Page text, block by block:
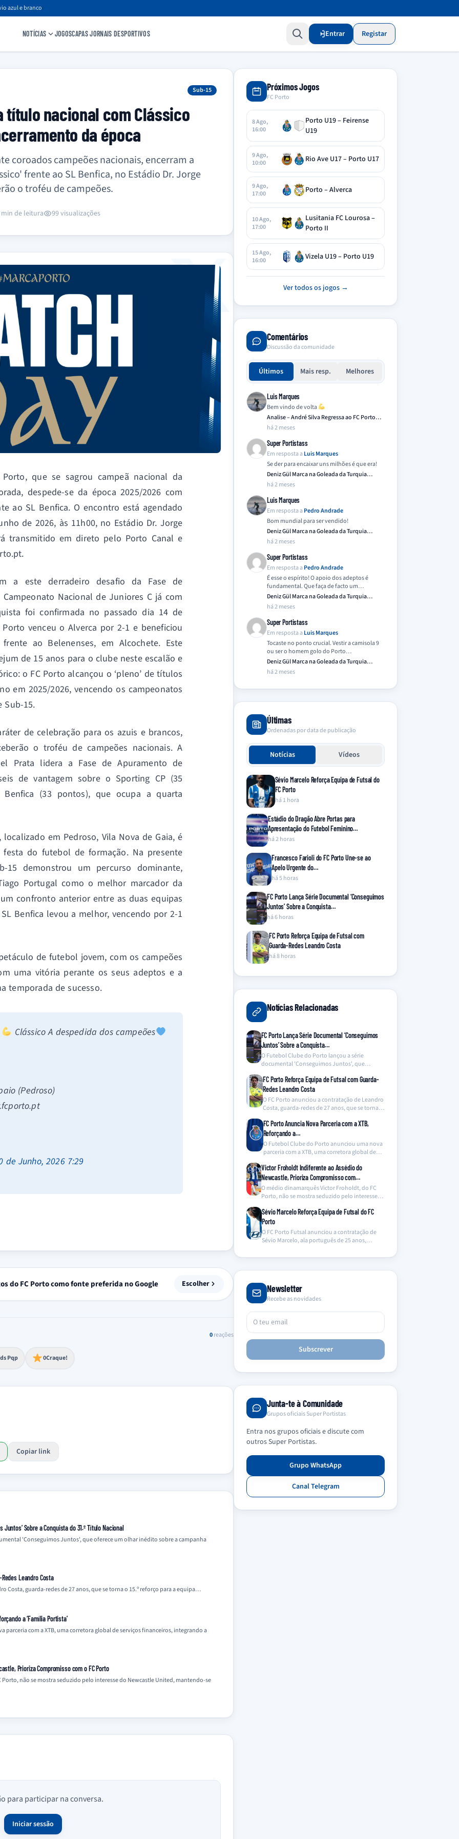
azul e branco
NOTÍCIAS JOGOSCAPAS JORNAIS DESPORTIVOS Entrar Registar
Sub-15
título nacional com Clássico
da época
coroados campeões nacionais, encerram a
frente ao SL Benfica, no Estádio Dr. Jorge
o troféu de campeões.
de leitura 99 visualizações
que se sagrou campeã nacional da
despede-se da época 2025/2026 com
ao SL Benfica. O encontro está agendado
de 2026, às 11h00, no Estádio Dr. Jorge
transmitido em direto pelo Porto Canal e
a este derradeiro desafio da Fase de
Nacional de Juniores C já com
foi confirmada no passado dia 14 de
venceu o Alverca por 2-1 e beneficiou
ao Belenenses, em Alcochete. Este
de 15 anos para o clube neste escalão e
o FC Porto alcançou o ‘pleno’ de títulos
em 2025/2026, vencendo os campeonatos
Sub-15.
de celebração para os azuis e brancos,
o troféu de campeões nacionais. A
Prata lidera a Fase de Apuramento de
de vantagem sobre o Sporting CP (35
(33 pontos), que ocupa a quarta
em Pedroso, Vila Nova de Gaia, é
do futebol de formação. Na presente
15 demonstrou um percurso dominante,
Portugal como o melhor marcador da
confronto anterior entre as duas equipas
Benfica levou a melhor, vencendo por 2-1
de futebol jovem, com os campeões
uma vitória perante os seus adeptos e a
temporada de sucesso.
Clássico A despedida dos campeões
(Pedroso)
de Junho, 2026 7:29
do FC Porto como fonte preferida no Google Escolher
0reações
Pqp
extremo 0Craque!
Copiar link
Juntos’ Sobre a Conquista do 31.º Título Nacional
'Conseguimos Juntos', que oferece um olhar inédito sobre a campanha
Leandro Costa
Costa, guarda-redes de 27 anos, que se torna o 15.º reforço para a equipa…
a ‘Família Portista’
parceria com a XTB, uma corretora global de serviços financeiros, integrando a
Prioriza Compromisso com o FC Porto
não se mostra seduzido pelo interesse do Newcastle United, mantendo-se
para participar na conversa.
Iniciar sessão
Próximos Jogos
FC Porto
8 Ago,
16:00
Porto U19 – Feirense
U19
9 Ago,
10:00
Rio Ave U17 – Porto U17
9 Ago,
17:00
Porto – Alverca
10 Ago,
17:00
Lusitania FC Lourosa –
Porto II
15 Ago,
16:00
Vizela U19 – Porto U19
Ver todos os jogos →
Comentários
Discussão da comunidade
Últimos Mais resp. Melhores
Luis Marques
Bem vindo de volta
Analise – André Silva Regressa ao FC Porto…
há 2 meses
Super Portistass
Em resposta a Luis Marques
Se der para encaixar uns milhões é que era!
Deniz Gül Marca na Goleada da Turquia
Frente…
há 2 meses
Luis Marques
Em resposta a Pedro Andrade
Bom mundial para ser vendido!
Deniz Gül Marca na Goleada da Turquia
Frente…
há 2 meses
Super Portistass
Em resposta a Pedro Andrade
É esse o espírito! O apoio dos adeptos é
fundamental. Que faça de facto um…
Deniz Gül Marca na Goleada da Turquia
Frente…
há 2 meses
Super Portistass
Em resposta a Luis Marques
Tocaste no ponto crucial. Vestir a camisola 9
ou ser o homem golo do Porto…
Deniz Gül Marca na Goleada da Turquia
Frente…
há 2 meses
Últimas
Ordenadas por data de publicação
Notícias Vídeos
Sévio Marcelo Reforça Equipa de Futsal do
FC Porto
há 1 hora
Estádio do Dragão Abre Portas para
Apresentação do Futebol Feminino…
há 2 horas
Francesco Farioli do FC Porto Une-se ao
Apelo Urgente do…
há 5 horas
FC Porto Lança Série Documental ‘Conseguimos
Juntos’ Sobre a Conquista…
há 6 horas
FC Porto Reforça Equipa de Futsal com
Guarda-Redes Leandro Costa
há 8 horas
Notícias Relacionadas
FC Porto Lança Série Documental ‘Conseguimos
Juntos’ Sobre a Conquista…
O Futebol Clube do Porto lançou a série
documental 'Conseguimos Juntos', que
FC Porto Reforça Equipa de Futsal com Guarda-
Redes Leandro Costa
O FC Porto anunciou a contratação de Leandro
Costa, guarda-redes de 27 anos, que se torna…
FC Porto Anuncia Nova Parceria com a XTB,
Reforçando a…
O Futebol Clube do Porto anunciou uma nova
parceria com a XTB, uma corretora global de…
Victor Froholdt Indiferente ao Assédio do
Newcastle, Prioriza Compromisso com…
O médio dinamarquês Victor Froholdt, do FC
Porto, não se mostra seduzido pelo interesse
Sévio Marcelo Reforça Equipa de Futsal do FC
Porto
O FC Porto Futsal anunciou a contratação de
Sévio Marcelo, ala português de 25 anos,
Newsletter
Recebe as novidades
Subscrever
Junta-te à Comunidade
Grupos oficiais Super Portistas
Entra nos grupos oficiais e discute com
outros Super Portistas.
Grupo WhatsApp
Canal Telegram